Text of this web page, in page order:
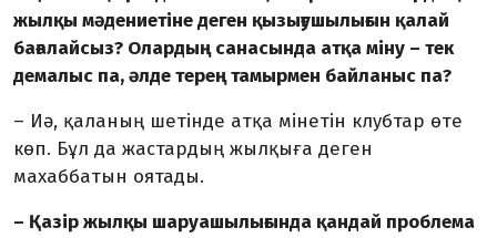
жылқы мәден­иетіне деген қызығушылығын қалай
бағалайсыз? Олардың санасында атқа міну – тек
демалыс па, әлде терең тамырмен байланыс па?
– Иә, қаланың шетінде атқа міне­тін клубтар өте
көп. Бұл да жастардың жылқыға деген
махаббатын оятады.
– Қазір жылқы шаруашылы­ғында қандай проблема